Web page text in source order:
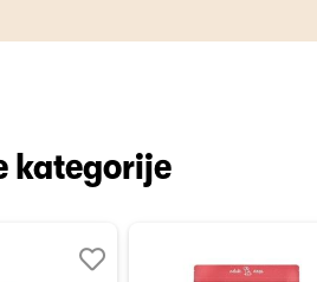
kategorije